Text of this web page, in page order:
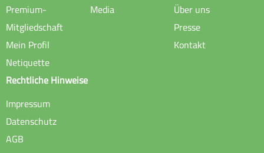
Premium-
Mitgliedschaft
Mein Profil
Netiquette
Media
Über uns
Presse
Kontakt
Rechtliche Hinweise
Impressum
Datenschutz
AGB